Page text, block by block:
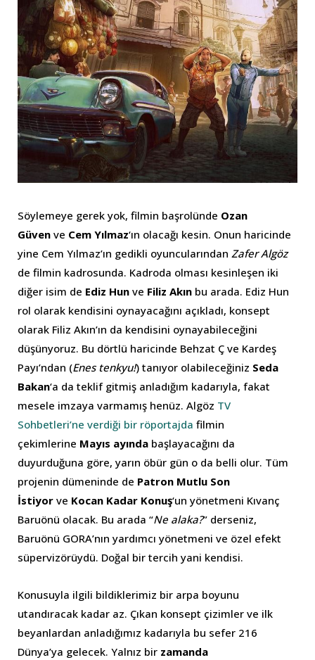
Söylemeye gerek yok, filmin başrolünde Ozan
Güven ve Cem Yılmaz‘ın olacağı kesin. Onun haricinde
yine Cem Yılmaz’ın gedikli oyuncularından Zafer Algöz
de filmin kadrosunda. Kadroda olması kesinleşen iki
diğer isim de Ediz Hun ve Filiz Akın bu arada. Ediz Hun
rol olarak kendisini oynayacağını açıkladı, konsept
olarak Filiz Akın’ın da kendisini oynayabileceğini
düşünyoruz. Bu dörtlü haricinde Behzat Ç ve Kardeş
Payı’ndan (Enes tenkyu!) tanıyor olabileceğiniz Seda
Bakan‘a da teklif gitmiş anladığım kadarıyla, fakat
mesele imzaya varmamış henüz. Algöz TV
Sohbetleri’ne verdiği bir röportajda filmin
çekimlerine Mayıs ayında başlayacağını da
duyurduğuna göre, yarın öbür gün o da belli olur. Tüm
projenin dümeninde de Patron Mutlu Son
İstiyor ve Kocan Kadar Konuş‘un yönetmeni Kıvanç
Baruönü olacak. Bu arada “Ne alaka?” derseniz,
Baruönü GORA’nın yardımcı yönetmeni ve özel efekt
süpervizörüydü. Doğal bir tercih yani kendisi.
Konusuyla ilgili bildiklerimiz bir arpa boyunu
utandıracak kadar az. Çıkan konsept çizimler ve ilk
beyanlardan anladığımız kadarıyla bu sefer 216
Dünya’ya gelecek. Yalnız bir zamanda